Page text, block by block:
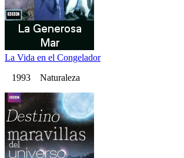
La Vida en el Congelador
1993 Naturaleza